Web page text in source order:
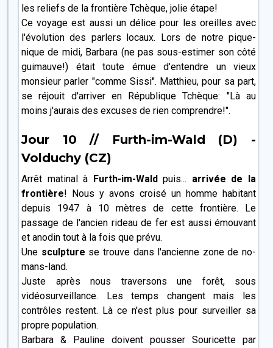
les reliefs de la frontière Tchèque, jolie étape!
Ce voyage est aussi un délice pour les oreilles avec
l'évolution des parlers locaux. Lors de notre pique-
nique de midi, Barbara (ne pas sous-estimer son côté
guimauve!) était toute émue d'entendre un vieux
monsieur parler "comme Sissi". Matthieu, pour sa part,
se réjouit d'arriver en République Tchèque: "Là au
moins j'aurais des excuses de rien comprendre!".
Jour 10 // Furth-im-Wald (D) -
Volduchy (CZ)
Arrêt matinal à Furth-im-Waldpuis... arrivée de la
frontière! Nous y avons croisé un homme habitant
depuis 1947 à 10 mètres de cette frontière. Le
passage de l'ancien rideau de fer est aussi émouvant
et anodin tout à la fois que prévu.
Une sculpture se trouve dans l'ancienne zone de no-
mans-land.
Juste après nous traversons une forêt, sous
vidéosurveillance. Les temps changent mais les
contrôles restent. Là ce n'est plus pour surveiller sa
propre population.
Barbara & Pauline doivent pousser Souricette par